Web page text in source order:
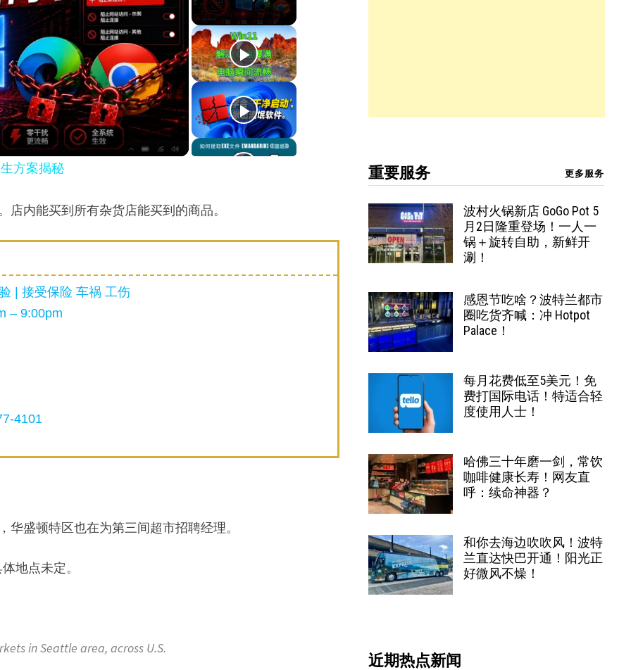
方案揭秘
店内能买到所有杂货店能买到的商品。
| 接受保险 车祸 工伤
– 9:00pm
4101
盛顿特区也在为第三间超市招聘经理。
地点未定。
in Seattle area, across U.S.
重要服务 更多服务
波村火锅新店 GoGo Pot 5
月2日隆重登场！一人一
锅＋旋转自助，新鲜开
涮！
感恩节吃啥？波特兰都市
圈吃货齐喊：冲 Hotpot
Palace！
每月花费低至5美元！免
费打国际电话！特适合轻
度使用人士！
哈佛三十年磨一剑，常饮
咖啡健康长寿！网友直
呼：续命神器？
和你去海边吹吹风！波特
兰直达快巴开通！阳光正
好微风不燥！
近期热点新闻